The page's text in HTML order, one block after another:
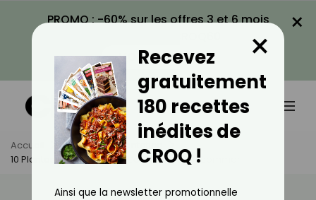
PROMO : -60% sur les offres 3 et 6 mois
VOIR LA PROMO
×
Accueil Actus
Alimentation
10 Plantes Sauvages Que L’on Devrait Consommer
Recevez
gratuitement
180 recettes
inédites de
CROQ !
×
Ainsi que la newsletter promotionnelle